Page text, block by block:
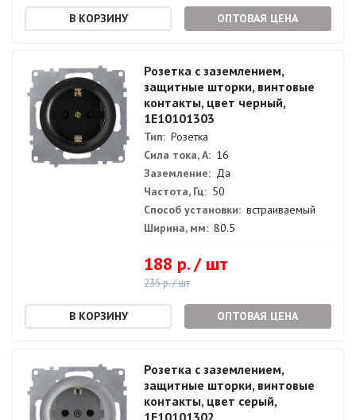
ОПТОВАЯ ЦЕНА
Розетка с заземлением,
защитные шторки, винтовые
контакты, цвет черный,
1E10101303
Тип: Розетка
Сила тока, А: 16
Заземление: Да
Частота, Гц: 50
Способ установки: встраиваемый
Ширина, мм: 80.5
188 р. / шт
235 р. / шт
ОПТОВАЯ ЦЕНА
Розетка с заземлением,
защитные шторки, винтовые
контакты, цвет серый,
1E10101302